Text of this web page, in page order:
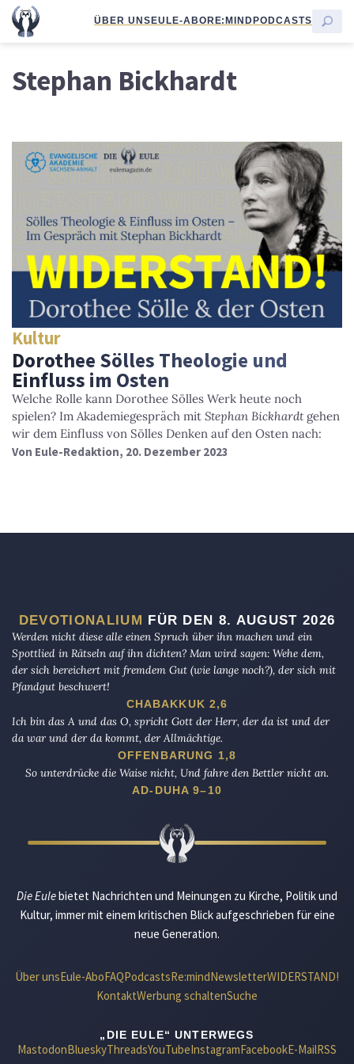
ÜBER UNSEULE-ABORE:MINDPODCASTS
Stephan Bickhardt
Kultur
Dorothee Sölles Theologie und
Einfluss im Osten
Welche Rolle kann Dorothee Sölles Werk heute noch
spielen? Im Akademiegespräch mit Stephan Bickhardtgehen
wir dem Einfluss von Sölles Denken auf den Osten nach:
Von Eule-Redaktion, 20. Dezember 2023
DEVOTIONALIUM FÜR DEN 8. AUGUST 2026
Werden nicht diese alle einen Spruch über ihn machen und ein
Spottlied in Rätseln auf ihn dichten? Man wird sagen: Wehe dem,
der sich bereichert mit fremdem Gut (wie lange noch?), der sich mit
Pfandgut beschwert!
CHABAKKUK 2,6
Ich bin das A und das O, spricht Gott der Herr, der da ist und der
da war und der da kommt, der Allmächtige.
OFFENBARUNG 1,8
So unterdrücke die Waise nicht, Und fahre den Bettler nicht an.
AD-DUHA 9–10
Die Eulebietet Nachrichten und Meinungen zu Kirche, Politik und
Kultur, immer mit einem kritischen Blick aufgeschrieben für eine
neue Generation.
Über unsEule-AboFAQPodcastsRe:mindNewsletterWIDERSTAND!
KontaktWerbung schaltenSuche
„DIE EULE“ UNTERWEGS
MastodonBlueskyThreadsYouTubeInstagramFacebookE-MailRSS